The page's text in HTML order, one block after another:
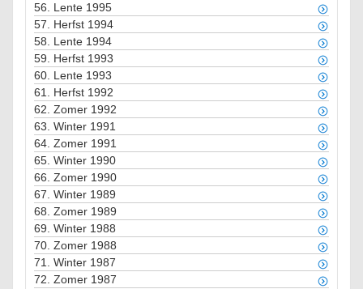
56. Lente 1995
57. Herfst 1994
58. Lente 1994
59. Herfst 1993
60. Lente 1993
61. Herfst 1992
62. Zomer 1992
63. Winter 1991
64. Zomer 1991
65. Winter 1990
66. Zomer 1990
67. Winter 1989
68. Zomer 1989
69. Winter 1988
70. Zomer 1988
71. Winter 1987
72. Zomer 1987